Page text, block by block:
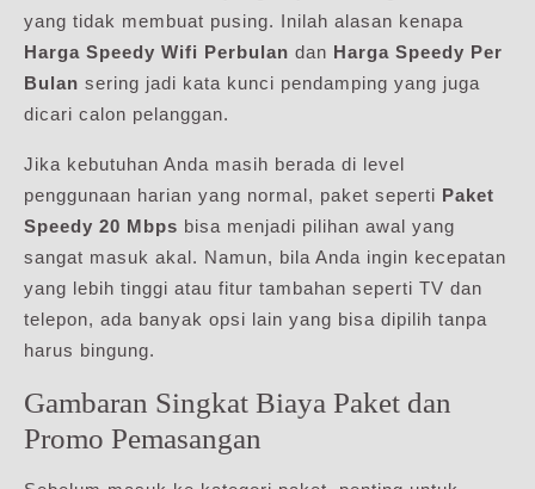
yang tidak membuat pusing. Inilah alasan kenapa
Harga Speedy Wifi Perbulan dan Harga Speedy Per
Bulan sering jadi kata kunci pendamping yang juga
dicari calon pelanggan.
Jika kebutuhan Anda masih berada di level
penggunaan harian yang normal, paket seperti Paket
Speedy 20 Mbps bisa menjadi pilihan awal yang
sangat masuk akal. Namun, bila Anda ingin kecepatan
yang lebih tinggi atau fitur tambahan seperti TV dan
telepon, ada banyak opsi lain yang bisa dipilih tanpa
harus bingung.
Gambaran Singkat Biaya Paket dan
Promo Pemasangan